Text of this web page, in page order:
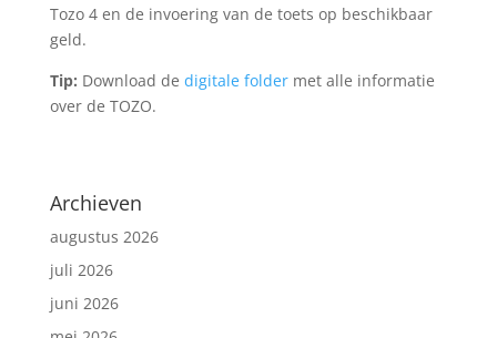
Tozo 4 en de invoering van de toets op beschikbaar
geld.
Tip: Download de digitale foldermet alle informatie
over de TOZO.
Archieven
augustus 2026
juli 2026
juni 2026